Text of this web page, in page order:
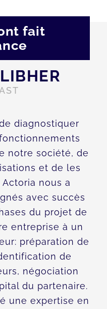
fait
diagnostiquer
notre société, de
et de les
nous a
avec succès
du projet de
entreprise à un
préparation de
de
négociation
du partenaire.
une expertise en